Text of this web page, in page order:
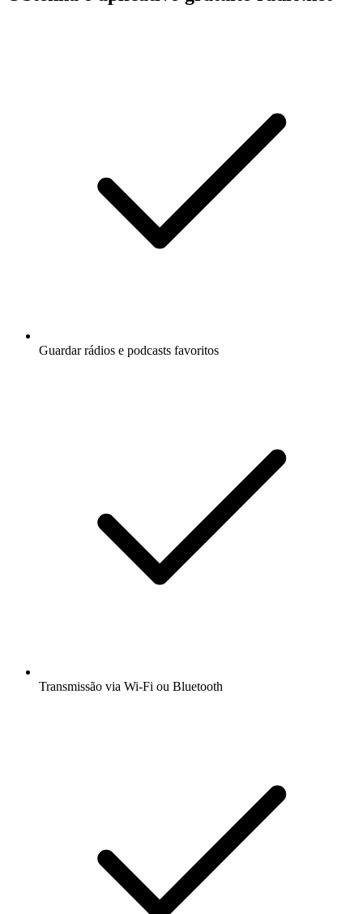
Guardar rádios e podcasts favoritos
Transmissão via Wi-Fi ou Bluetooth